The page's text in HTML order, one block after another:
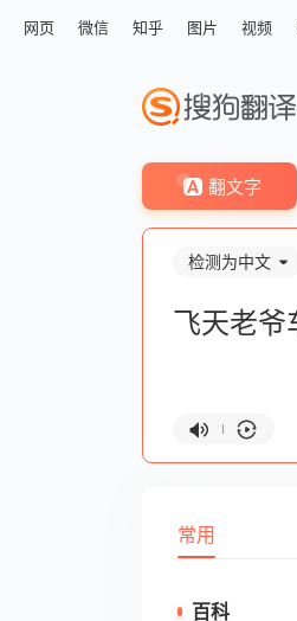
网页 微信 知乎 图片 视频
翻文字
检测为中文
常用
百科